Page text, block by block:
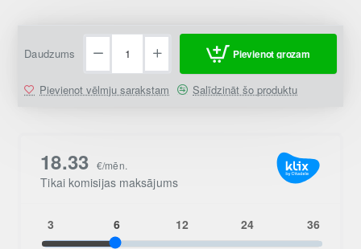
Daudzums Pievienot grozam
Pievienot vēlmju sarakstam Salīdzināt šo produktu